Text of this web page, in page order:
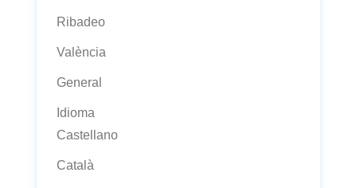
Ribadeo
València
General
Idioma
Castellano
Català